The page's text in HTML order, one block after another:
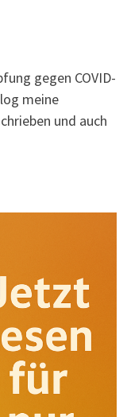
gegen COVID-
meine
und auch